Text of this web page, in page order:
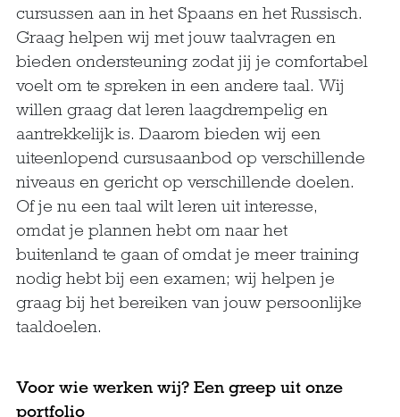
cursussen aan in het Spaans en het Russisch.
Graag helpen wij met jouw taalvragen en
bieden ondersteuning zodat jij je comfortabel
voelt om te spreken in een andere taal. Wij
willen graag dat leren laagdrempelig en
aantrekkelijk is. Daarom bieden wij een
uiteenlopend cursusaanbod op verschillende
niveaus en gericht op verschillende doelen.
Of je nu een taal wilt leren uit interesse,
omdat je plannen hebt om naar het
buitenland te gaan of omdat je meer training
nodig hebt bij een examen; wij helpen je
graag bij het bereiken van jouw persoonlijke
taaldoelen.
Voor wie werken wij? Een greep uit onze
portfolio